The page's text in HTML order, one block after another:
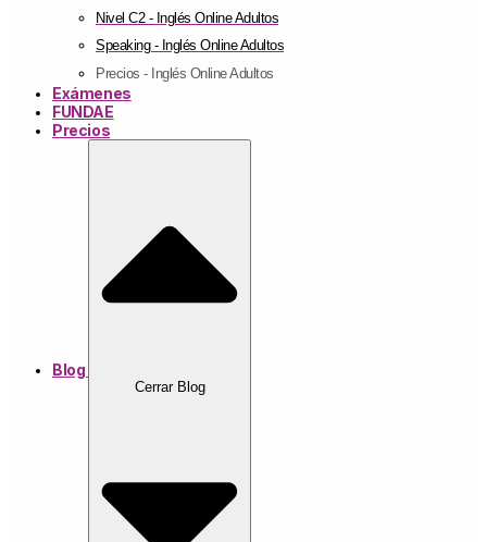
Nivel C2 - Inglés Online Adultos
Speaking - Inglés Online Adultos
Precios - Inglés Online Adultos
Exámenes
FUNDAE
Precios
Blog
Cerrar Blog